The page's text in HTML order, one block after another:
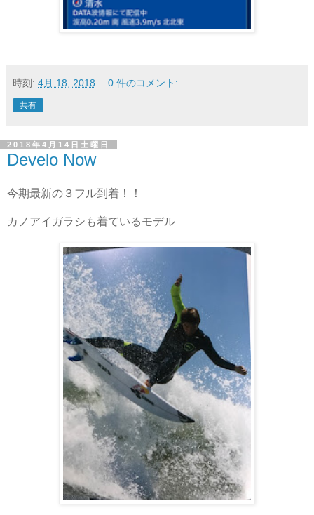
時刻: 4月 18, 2018 0 件のコメント:
共有
2018年4月14日土曜日
Develo Now
今期最新の３フル到着！！
カノアイガラシも着ているモデル